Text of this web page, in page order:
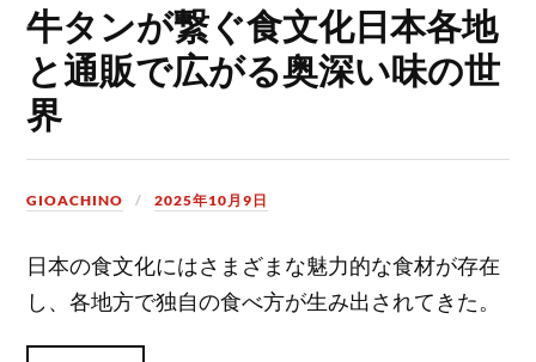
牛タンが繋ぐ食文化日本各地
と通販で広がる奥深い味の世
界
GIOACHINO 2025年10月9日
日本の食文化にはさまざまな魅力的な食材が存在
し、各地方で独自の食べ方が生み出されてきた。